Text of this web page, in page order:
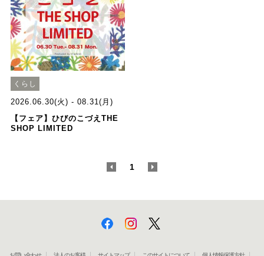
くらし
2026.06.30(火) - 08.31(月)
【フェア】ひびのこづえTHE
SHOP LIMITED
1